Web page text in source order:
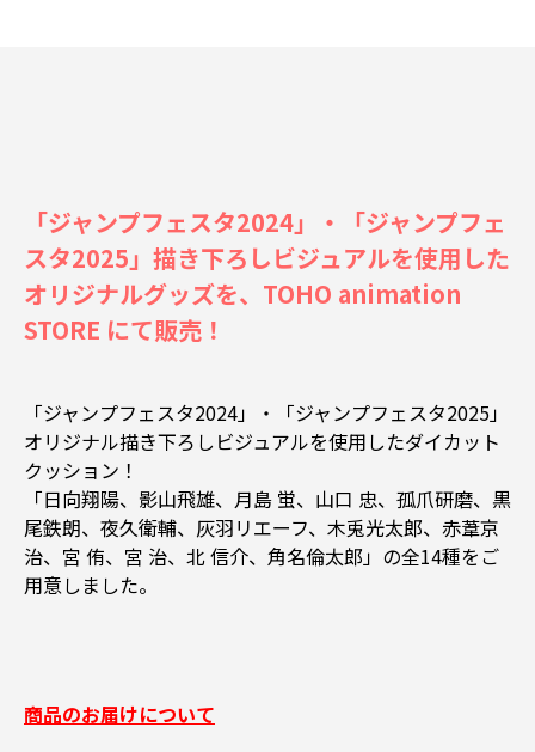
「ジャンプフェスタ2024」・「ジャンプフェ
スタ2025」描き下ろしビジュアルを使用した
オリジナルグッズを、TOHO animation
STORE にて販売！
「ジャンプフェスタ2024」・「ジャンプフェスタ2025」
オリジナル描き下ろしビジュアルを使用したダイカット
クッション！
「日向翔陽、影山飛雄、月島 蛍、山口 忠、孤爪研磨、黒
尾鉄朗、夜久衛輔、灰羽リエーフ、木兎光太郎、赤葦京
治、宮 侑、宮 治、北 信介、角名倫太郎」の全14種をご
用意しました。
商品のお届けについて